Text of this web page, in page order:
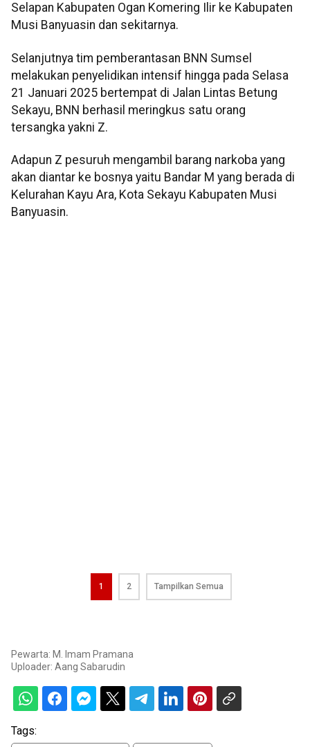
Selapan Kabupaten Ogan Komering Ilir ke Kabupaten
Musi Banyuasin dan sekitarnya.
Selanjutnya tim pemberantasan BNN Sumsel
melakukan penyelidikan intensif hingga pada Selasa
21 Januari 2025 bertempat di Jalan Lintas Betung
Sekayu, BNN berhasil meringkus satu orang
tersangka yakni Z.
Adapun Z pesuruh mengambil barang narkoba yang
akan diantar ke bosnya yaitu Bandar M yang berada di
Kelurahan Kayu Ara, Kota Sekayu Kabupaten Musi
Banyuasin.
1 2 Tampilkan Semua
Pewarta: M. Imam Pramana
Uploader: Aang Sabarudin
Tags: